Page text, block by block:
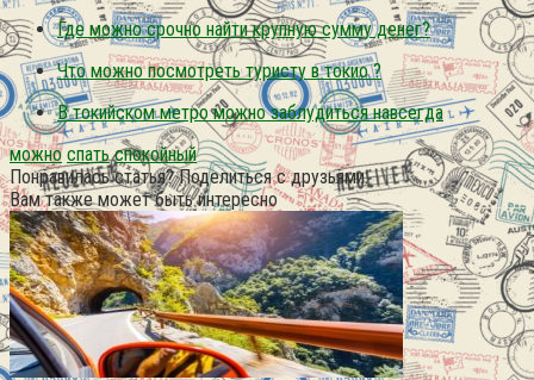
Где можно срочно найти крупную сумму денег?
Что можно посмотреть туристу в токио ?
В токийском метро можно заблудиться навсегда
можно спать спокойный
Понравилась статья? Поделиться с друзьями:
Вам также может быть интересно